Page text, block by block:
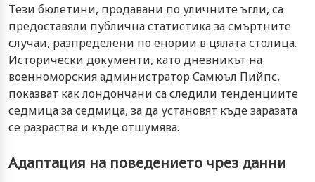
Тези бюлетини, продавани по уличните ъгли, са
предоставяли публична статистика за смъртните
случаи, разпределени по енории в цялата столица.
Исторически документи, като дневникът на
военноморския администратор Самюъл Пийпс,
показват как лондончани са следили тенденциите
седмица за седмица, за да установят къде заразата
се разраства и къде отшумява.
Адаптация на поведението чрез данни